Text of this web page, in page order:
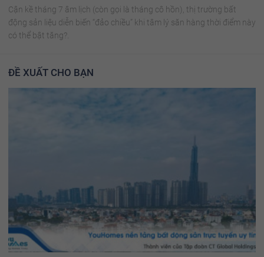
Cận kề tháng 7 âm lịch (còn gọi là tháng cô hồn), thị trường bất
động sản liệu diễn biến “đảo chiều” khi tâm lý săn hàng thời điểm này
có thể bật tăng?.
ĐỀ XUẤT CHO BẠN